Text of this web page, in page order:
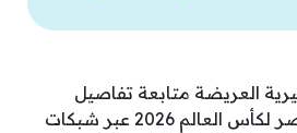
العريضة متابعة تفاصيل
استعدادات منتخب مصر لكأس العالم 2026 عبر شبكات